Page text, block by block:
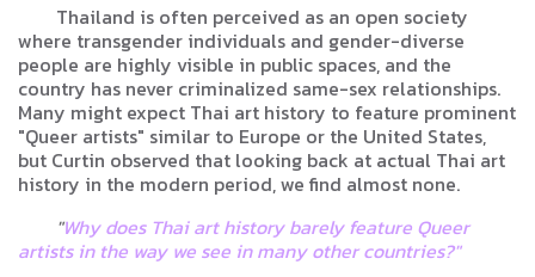
Thailand is often perceived as an open society
where transgender individuals and gender-diverse
people are highly visible in public spaces, and the
country has never criminalized same-sex relationships.
Many might expect Thai art history to feature prominent
"Queer artists" similar to Europe or the United States,
but Curtin observed that looking back at actual Thai art
history in the modern period, we find almost none.
"Why does Thai art history barely feature Queer
artists in the way we see in many other countries?"